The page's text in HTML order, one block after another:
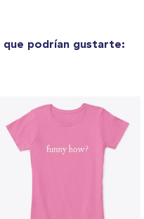
que podrían gustarte: